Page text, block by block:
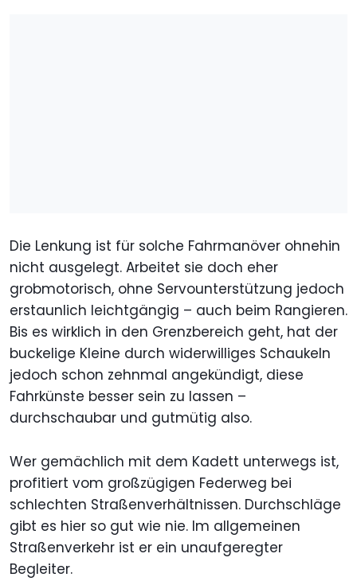
Die Lenkung ist für solche Fahrmanöver ohnehin
nicht ausgelegt. Arbeitet sie doch eher
grobmotorisch, ohne Servounterstützung jedoch
erstaunlich leichtgängig – auch beim Rangieren.
Bis es wirklich in den Grenzbereich geht, hat der
buckelige Kleine durch widerwilliges Schaukeln
jedoch schon zehnmal angekündigt, diese
Fahrkünste besser sein zu lassen –
durchschaubar und gutmütig also.
Wer gemächlich mit dem Kadett unterwegs ist,
profitiert vom großzügigen Federweg bei
schlechten Straßenverhältnissen. Durchschläge
gibt es hier so gut wie nie. Im allgemeinen
Straßenverkehr ist er ein unaufgeregter
Begleiter.